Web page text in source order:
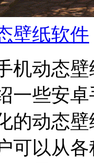
壁纸软件
机动态
一些安
的动态
可以从